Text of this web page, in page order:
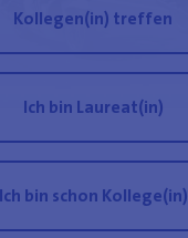
Kollegen(in) treffen
Ich bin Laureat(in)
Ich bin schon Kollege(in)